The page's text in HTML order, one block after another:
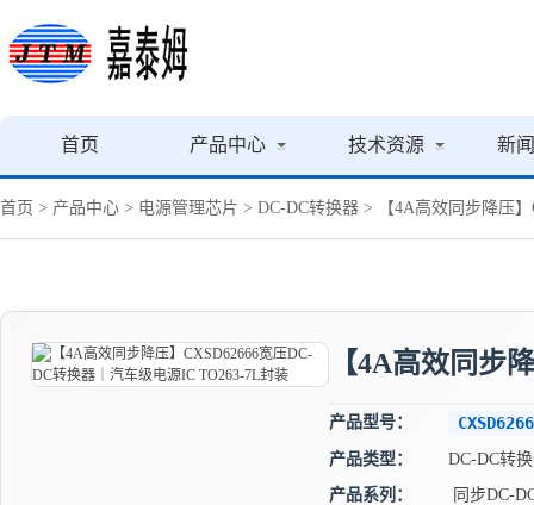
首页 产品中心 技术资源 新
首页 > 产品中心 > 电源管理芯片 > DC-DC转换器 > 【4A高效同步降压
【4A高效同步
产品型号：
产品类型：
DC-DC转
产品系列：
同步DC-